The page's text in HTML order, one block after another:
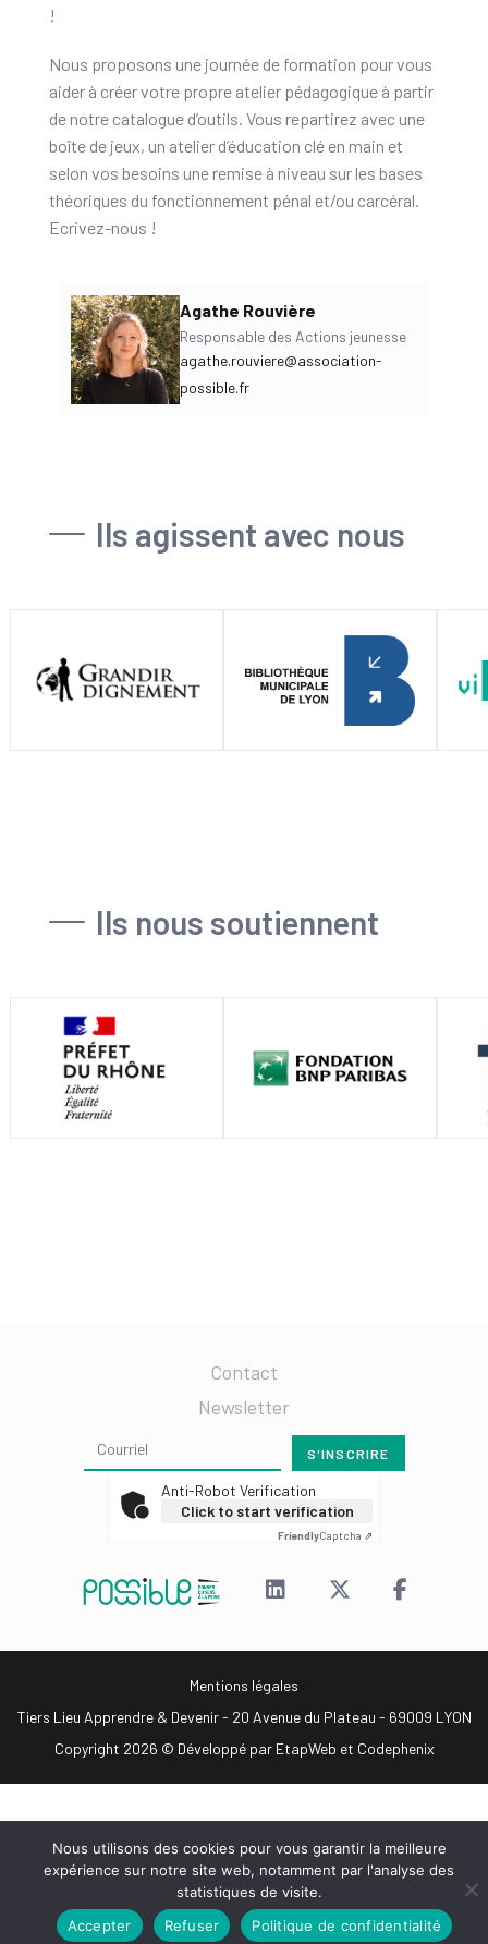
!
Nous proposons une journée de formation pour vous
aider à créer votre propre atelier pédagogique à partir
de notre catalogue d’outils. Vous repartirez avec une
boîte de jeux, un atelier d’éducation clé en main et
selon vos besoins une remise à niveau sur les bases
théoriques du fonctionnement pénal et/ou carcéral.
Ecrivez-nous !
Agathe Rouvière
Responsable des Actions jeunesse
agathe.rouviere@association-
possible.fr
Ils agissent avec nous
Ils nous soutiennent
Contact
Newsletter
Anti-Robot Verification
Click to start verification
FriendlyCaptcha ⇗
Mentions légales
Tiers Lieu Apprendre & Devenir - 20 Avenue du Plateau - 69009 LYON
Copyright 2026 © Développé par EtapWeb et Codephenix
Nous utilisons des cookies pour vous garantir la meilleure
expérience sur notre site web, notamment par l'analyse des
statistiques de visite.
Accepter
Refuser Politique de confidentialité